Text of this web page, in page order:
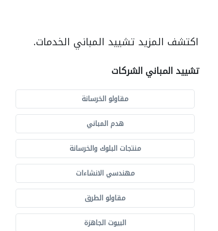
اكتشف المزيد تشييد المباني الخدمات.
تشييد المباني الشركات
مقاولو الخرسانة
هدم المباني
منتجات البلوك والخرسانة
مهندسي الانشاءات
مقاولو الطرق
البيوت الجاهزة